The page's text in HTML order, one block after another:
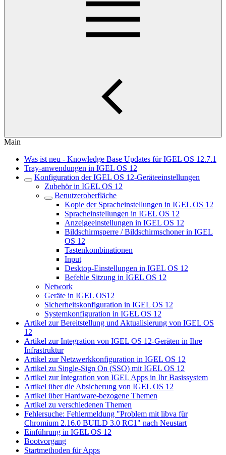
Main
Was ist neu - Knowledge Base Updates für IGEL OS 12.7.1
Tray-anwendungen in IGEL OS 12
Konfiguration der IGEL OS 12-Geräteeinstellungen
Zubehör in IGEL OS 12
Benutzeroberfläche
Kopie der Spracheinstellungen in IGEL OS 12
Spracheinstellungen in IGEL OS 12
Anzeigeeinstellungen in IGEL OS 12
Bildschirmsperre / Bildschirmschoner in IGEL
OS 12
Tastenkombinationen
Input
Desktop-Einstellungen in IGEL OS 12
Befehle Sitzung in IGEL OS 12
Network
Geräte in IGEL OS12
Sicherheitskonfiguration in IGEL OS 12
Systemkonfiguration in IGEL OS 12
Artikel zur Bereitstellung und Aktualisierung von IGEL OS
12
Artikel zur Integration von IGEL OS 12-Geräten in Ihre
Infrastruktur
Artikel zur Netzwerkkonfiguration in IGEL OS 12
Artikel zu Single-Sign On (SSO) mit IGEL OS 12
Artikel zur Integration von IGEL Apps in Ihr Basissystem
Artikel über die Absicherung von IGEL OS 12
Artikel über Hardware-bezogene Themen
Artikel zu verschiedenen Themen
Fehlersuche: Fehlermeldung "Problem mit libva für
Chromium 2.16.0 BUILD 3.0 RC1" nach Neustart
Einführung in IGEL OS 12
Bootvorgang
Startmethoden für Apps